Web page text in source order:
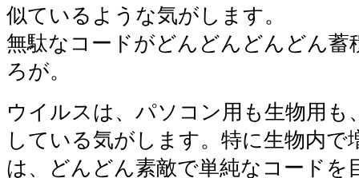
似ているような気がします。
無駄なコードがどんどんどんどん蓄
ろが。
ウイルスは、パソコン用も生物用も
している気がします。特に生物内で
は、どんどん素敵で単純なコードを